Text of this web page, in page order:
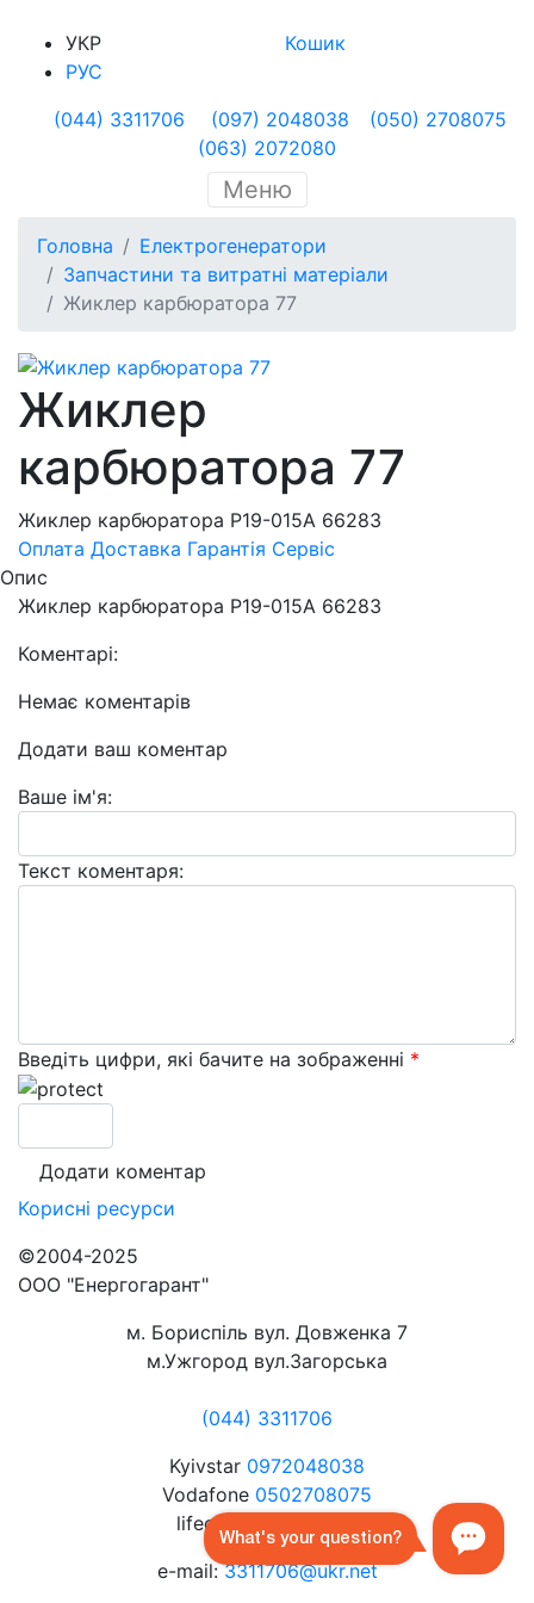
УКР
РУС
Кошик
(044) 3311706 (097) 2048038
(050) 2708075
(063) 2072080
Меню
Головна
Електрогенератори
Запчастини та витратні матеріали
Жиклер карбюратора 77
Жиклер
карбюратора 77
Жиклер карбюратора P19-015A 66283
Оплата Доставка Гарантія Сервіс
Опис
Жиклер карбюратора P19-015A 66283
Коментарі:
Немає коментарів
Додати ваш коментар
Ваше ім'я:
Текст коментаря:
Введіть цифри, які бачите на зображенні *
Корисні ресурси
©2004-2025
ООО "Енергогарант"
м. Бориспіль вул. Довженка 7
м.Ужгород вул.Загорська
(044) 3311706
Kyivstar 0972048038
Vodafone 0502708075
lifecell
e-mail:3311706@ukr.net